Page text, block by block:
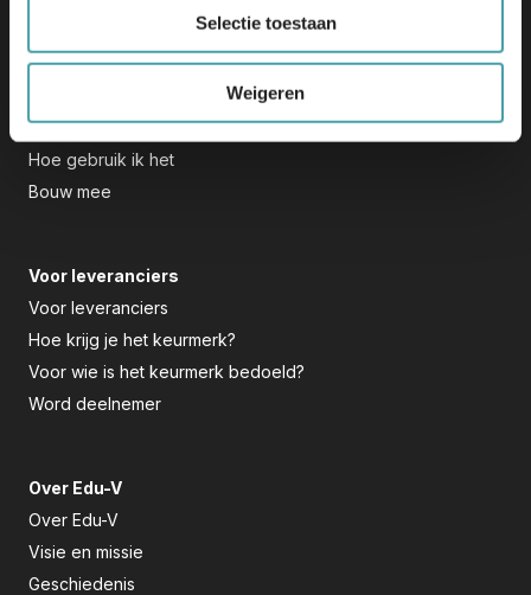
Selectie toestaan
Weigeren
Voor scholen
Hoe werkt ’t in de praktijk
Hoe gebruik ik het
Bouw mee
Voor leveranciers
Voor leveranciers
Hoe krijg je het keurmerk?
Voor wie is het keurmerk bedoeld?
Word deelnemer
Over Edu-V
Over Edu-V
Visie en missie
Geschiedenis